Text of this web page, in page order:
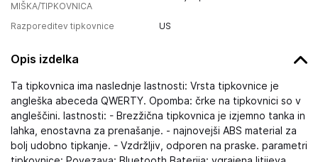
MIŠKA/TIPKOVNICA
Razporeditev tipkovnice US
Opis izdelka
Ta tipkovnica ima naslednje lastnosti: Vrsta tipkovnice je
angleška abeceda QWERTY. Opomba: črke na tipkovnici so v
angleščini. lastnosti: - Brezžična tipkovnica je izjemno tanka in
lahka, enostavna za prenašanje. - najnovejši ABS material za
bolj udobno tipkanje. - Vzdržljiv, odporen na praske. parametri